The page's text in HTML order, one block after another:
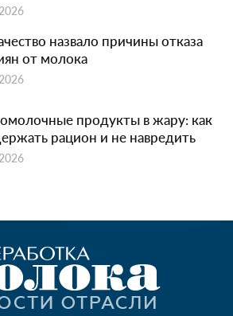
назвало причины отказа
от молока
продукты в жару: как
рацион и не навредить